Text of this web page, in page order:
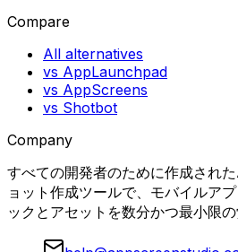
Compare
All alternatives
vs AppLaunchpad
vs AppScreens
vs Shotbot
Company
すべての開発者のために作成され
ョット作成ツールで、モバイルア
ックとアセットを数分かつ最小限の